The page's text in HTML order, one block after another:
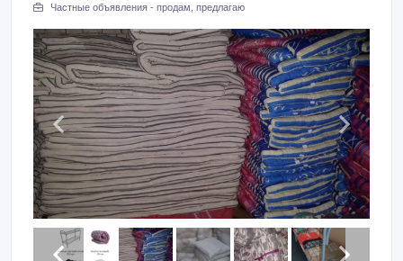
Частные объявления - продам, предлагаю